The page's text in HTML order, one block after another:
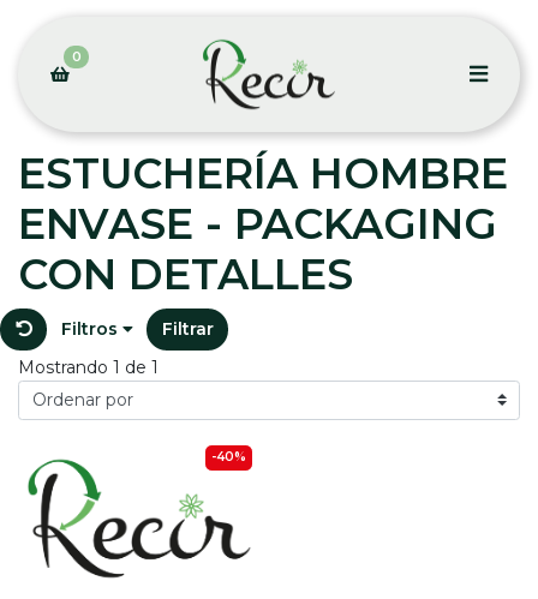
0
ESTUCHERÍA HOMBRE
ENVASE - PACKAGING
CON DETALLES
Filtros
Filtrar
Mostrando 1 de 1
-40%